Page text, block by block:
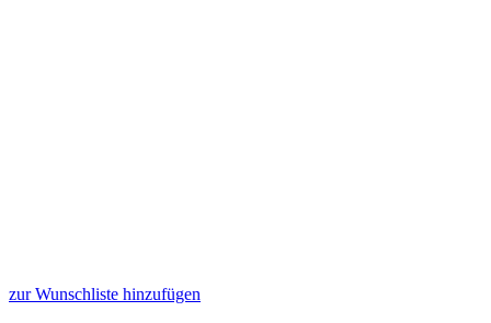
zur Wunschliste hinzufügen